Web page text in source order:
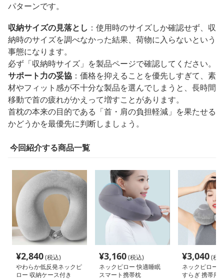
パターンです。
収納サイズの見落とし ：使用時のサイズしか確認せず、収
納時のサイズを調べなかった結果、荷物に入らないという
事態になります。
必ず「収納時サイズ」を製品ページで確認してください。
サポート力の妥協 ：価格を抑えることを優先しすぎて、素
材やフィット感が不十分な製品を選んでしまうと、長時間
移動で首の疲れがかえって増すことがあります。
首枕の本来の目的である「首・肩の負担軽減」を果たせる
かどうかを最優先に判断しましょう。
今回紹介する商品一覧
¥2,840(税込)
やわらか低反発ネックピ
ロー 収納ケース付き
¥3,160(税込)
ネックピロー 快適睡眠
スマート携帯枕
¥3,040(税
ネックピロー
すらぎ 携帯用